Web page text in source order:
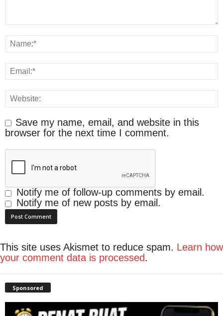
Save my name, email, and website in this
browser for the next time I comment.
Notify me of follow-up comments by email.
Notify me of new posts by email.
This site uses Akismet to reduce spam. Learn how
your comment data is processed.
Sponsored